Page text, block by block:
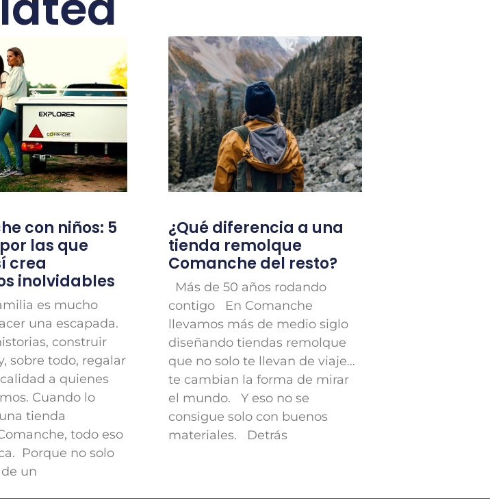
con niños: 5
las que
crea
inolvidables
es mucho
una escapada.
construir
sobre todo, regalar
a quienes
Cuando lo
tienda
todo eso
Porque no solo
un
¿Qué diferencia a una
tienda remolque
Comanche del resto?
Más de 50 años rodando
contigo En Comanche
llevamos más de medio siglo
diseñando tiendas remolque
que no solo te llevan de viaje…
te cambian la forma de mirar
el mundo. Y eso no se
consigue solo con buenos
materiales. Detrás